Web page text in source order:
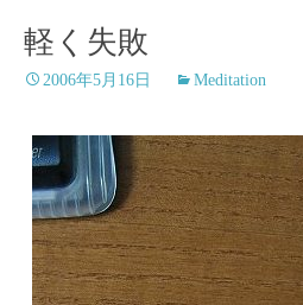
軽く失敗
2006年5月16日 Meditation